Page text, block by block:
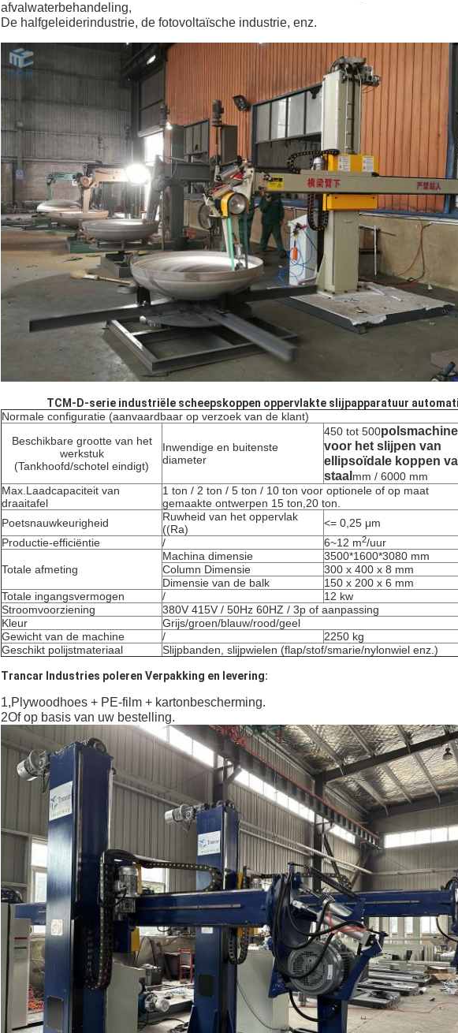
afvalwaterbehandeling,
De halfgeleiderindustrie, de fotovoltaïsche industrie, enz.
TCM-D-serie industriële scheepskoppen oppervlakte slijpapparatuur
Normale configuratie (aanvaardbaar op verzoek van de klant)
Beschikbare grootte van het
werkstuk
(Tankhoofd/schotel eindigt)
Inwendige en buitenste
diameter
450 tot 500polsmachine
voor het slijpen van
ellipsoïdale koppen
staal mm / 6000 mm
Max.Laadcapaciteit van
draaitafel
1 ton / 2 ton / 5 ton / 10 ton voor optionele of op maat
gemaakte ontwerpen 15 ton,20 ton.
Poetsnauwkeurigheid
Ruwheid van het oppervlak
((Ra)
<= 0,25 μm
Productie-efficiëntie
/ 6~12 m2/uur
Totale afmeting
Machina dimensie
3500*1600*3080 mm
Column Dimensie
300 x 400 x 8 mm
Dimensie van de balk
150 x 200 x 6 mm
Totale ingangsvermogen
/
12 kw
Stroomvoorziening
380V 415V / 50Hz 60HZ / 3p of aanpassing
Kleur
Grijs/groen/blauw/rood/geel
Gewicht van de machine
/
2250 kg
Geschikt polijstmateriaal
Slijpbanden, slijpwielen (flap/stof/smarie/nylonwiel enz.)
Trancar Industries poleren Verpakking en levering:
1,Plywoodhoes + PE-film + kartonbescherming.
2Of op basis van uw bestelling.